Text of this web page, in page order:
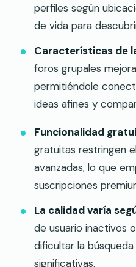
perfiles según
de vida para
Características de
foros grupales
permitiéndole
ideas afines y
Funcionalidad
gratuitas restringen
avanzadas, lo que
suscripciones
La calidad varía
de usuario inactivos
dificultar la
significativas.